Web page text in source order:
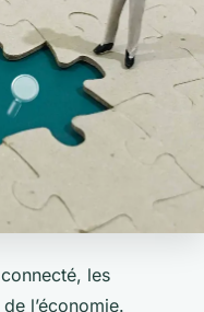
les
l’économie.